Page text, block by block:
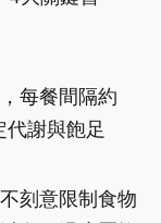
每餐間隔約
謝與飽足
不刻意限制食物